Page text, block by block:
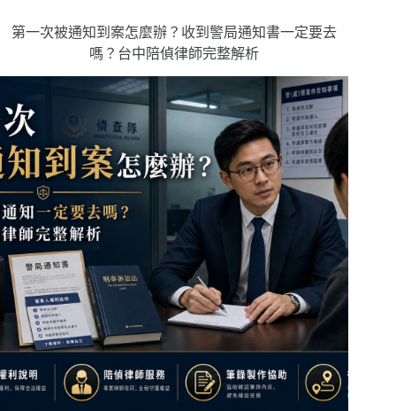
第一次被通知到案怎麼辦？收到警局通知書一定要去
嗎？台中陪偵律師完整解析